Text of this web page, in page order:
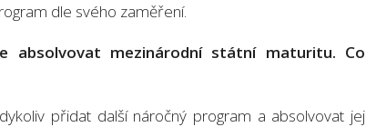
dle svého zaměření.
absolvovat mezinárodní státní maturitu. Co
přidat další náročný program a absolvovat jej